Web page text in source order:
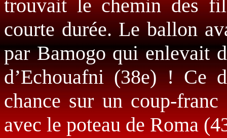
trouvait le chemin des
courte durée. Le ballon
par Bamogo qui enlevait
d’Echouafni (38e) ! Ce
chance sur un coup-
avec le poteau de Roma